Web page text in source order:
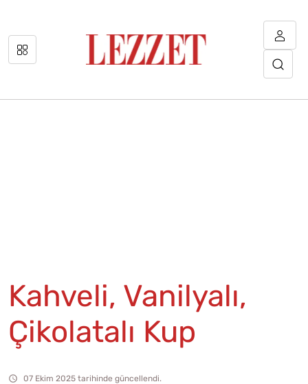
Kahveli, Vanilyalı,
Çikolatalı Kup
07 Ekim 2025 tarihinde güncellendi.